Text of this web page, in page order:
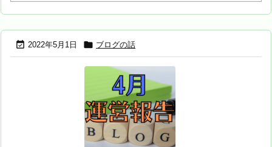
 2022年5月1日  ブログの話